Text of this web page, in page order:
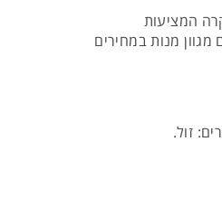
המציעות
מנות במחירים
זול.